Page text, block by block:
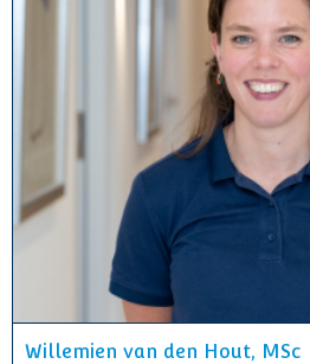
Willemien van den Hout, MSc